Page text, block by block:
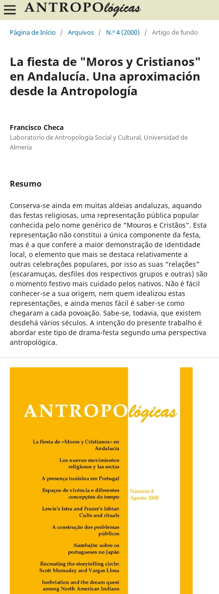
Página de Início / Arquivos / N.º 4 (2000) / Artigo de fundo
La fiesta de "Moros y Cristianos"
en Andalucía. Una aproximación
desde la Antropología
Francisco Checa
Laboratorio de Antropología Social y Cultural, Universidad de
Almería
Resumo
Conserva-se ainda em muitas aldeias andaluzas, aquando
das festas religiosas, uma representação pública popular
conhecida pelo nome genérico de “Mouros e Cristãos”. Esta
representação não constitui a única componente da festa,
mas é a que confere a maior demonstração de identidade
local, o elemento que mais se destaca relativamente a
outras celebrações populares, por isso as suas “relações”
(escaramuças, desfiles dos respectivos grupos e outras) são
o momento festivo mais cuidado pelos nativos. Não é fácil
conhecer-se a sua origem, nem quem idealizou estas
representações, e ainda menos fácil é saber-se como
chegaram a cada povoação. Sabe-se, todavia, que existem
desdehá vários séculos. A intenção do presente trabalho é
abordar este tipo de drama-festa segundo uma perspectiva
antropológica.